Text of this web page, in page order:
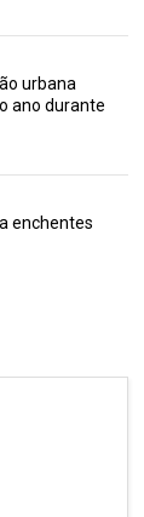
urbana
ano durante
enchentes